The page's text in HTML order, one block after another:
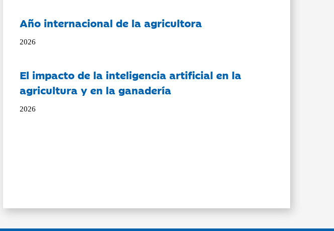
Año internacional de la agricultora
2026
El impacto de la inteligencia artificial en la
agricultura y en la ganadería
2026